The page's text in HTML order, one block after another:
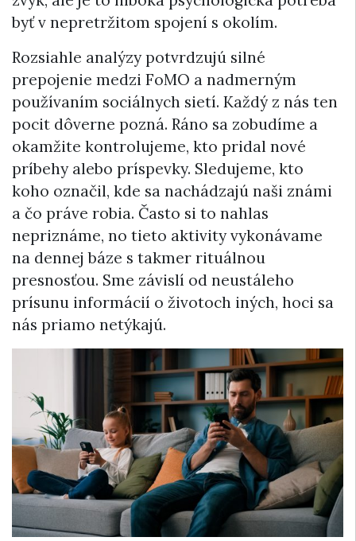
byť v nepretržitom spojení s okolím.
Rozsiahle analýzy potvrdzujú silné
prepojenie medzi FoMO a nadmerným
používaním sociálnych sietí. Každý z nás ten
pocit dôverne pozná. Ráno sa zobudíme a
okamžite kontrolujeme, kto pridal nové
príbehy alebo príspevky. Sledujeme, kto
koho označil, kde sa nachádzajú naši známi
a čo práve robia. Často si to nahlas
nepriznáme, no tieto aktivity vykonávame
na dennej báze s takmer rituálnou
presnosťou. Sme závislí od neustáleho
prísunu informácií o životoch iných, hoci sa
nás priamo netýkajú.